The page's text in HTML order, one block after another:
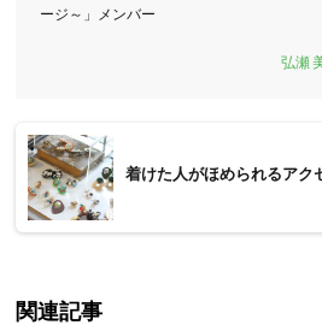
ージ～」メンバー
弘瀬
着けた人がほめられるア
関連記事